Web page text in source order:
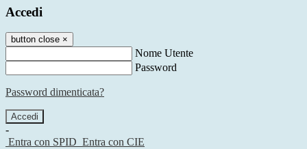
Accedi
button close ×
Nome Utente
Password
Password dimenticata?
-
Entra con SPID Entra con CIE